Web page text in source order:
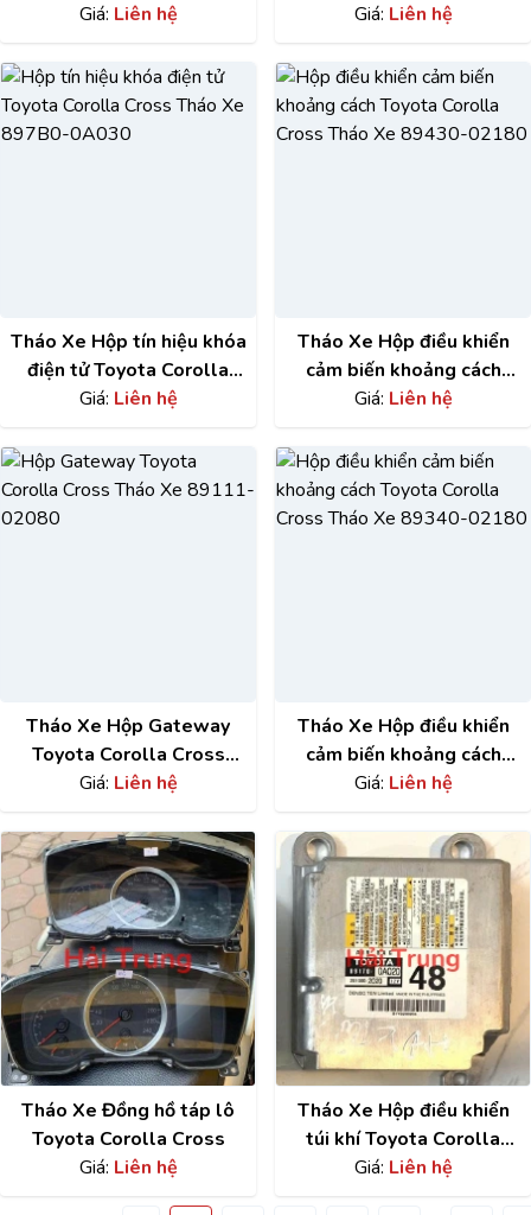
trên kính chắn gió Toyota
16031
Giá: Liên hệ
Corolla Cross 2021-2025
Giá: Liên hệ
Tháo Xe Hộp tín hiệu khóa
điện tử Toyota Corolla
Cross 897B0-0A030
Giá: Liên hệ
Tháo Xe Hộp điều khiển
cảm biến khoảng cách
Toyota Corolla Cross
Giá: Liên hệ
Tháo Xe Hộp Gateway
Toyota Corolla Cross
89111-02080
Giá: Liên hệ
Tháo Xe Hộp điều khiển
cảm biến khoảng cách
Toyota Corolla Cross
Giá: Liên hệ
Tháo Xe Đồng hồ táp lô
Toyota Corolla Cross
Giá: Liên hệ
Tháo Xe Hộp điều khiển
túi khí Toyota Corolla
Cross 89170-0A020
Giá: Liên hệ